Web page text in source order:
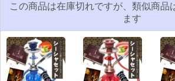
この商品は在庫切れですが、類似商品
ます